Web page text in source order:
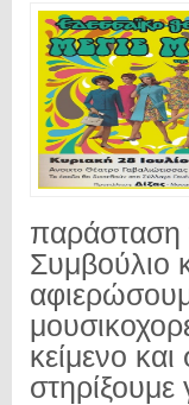
παράσταση
Συμβούλιο
κείμενο